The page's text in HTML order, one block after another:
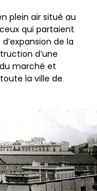
plein air situé au
qui partaient
de la
d’une
marché et
la ville de